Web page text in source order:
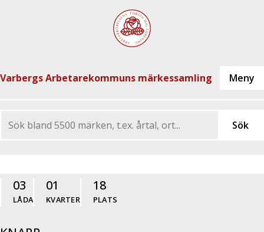
Varbergs Arbetarekommuns märkessamling
03
LÅDA
01
KVARTER
18
PLATS